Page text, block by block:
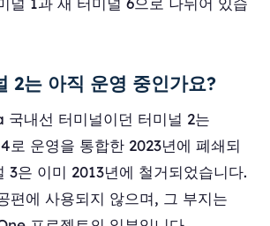
2는 아직 운영 중인가요?
국내선 터미널이던 터미널 2는
로 운영을 통합한 2023년에 폐쇄되
3은 이미 2013년에 철거되었습니다.
편에 사용되지 않으며, 그 부지는